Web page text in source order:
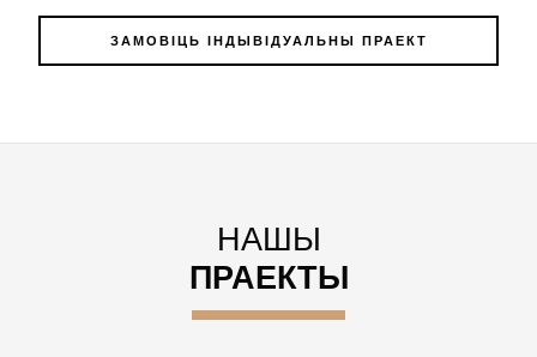
ЗАМОВІЦЬ ІНДЫВІДУАЛЬНЫ ПРАЕКТ
НАШЫ
ПРАЕКТЫ